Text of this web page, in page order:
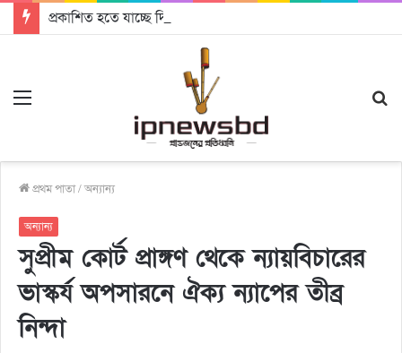
প্রকাশিত হতে যাচ্ছে দি রাবুগার নতুন গান ‘Baljanggi’
প্রথম পাতা/অন্যান্য
অন্যান্য
সুপ্রীম কোর্ট প্রাঙ্গণ থেকে ন্যায়বিচারের
ভাস্কর্য অপসারনে ঐক্য ন্যাপের তীব্র
নিন্দা